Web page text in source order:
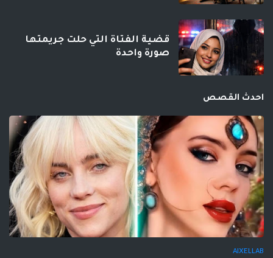
قضية الفتاة التي حلت جريمتها
صورة واحدة
احدث القصص
AIXELLAB